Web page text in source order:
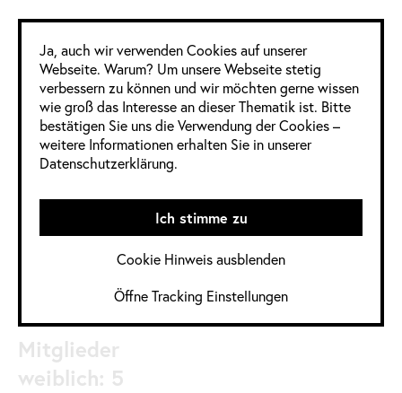
5 Frauen 10 Männer 0 Divers
Informationen
Jahrgang:2020,2020 / 2021
Deutschland,
Kommunikationsdesign
Mitglieder
weiblich: 5
Ja, auch wir verwenden Cookies auf unserer
Webseite. Warum? Um unsere Webseite stetig
verbessern zu können und wir möchten gerne wissen
wie groß das Interesse an dieser Thematik ist. Bitte
bestätigen Sie uns die Verwendung der Cookies –
weitere Informationen erhalten Sie in unserer
Datenschutzerklärung.
Ich stimme zu
Cookie Hinweis ausblenden
Öffne Tracking Einstellungen
Google Analytics